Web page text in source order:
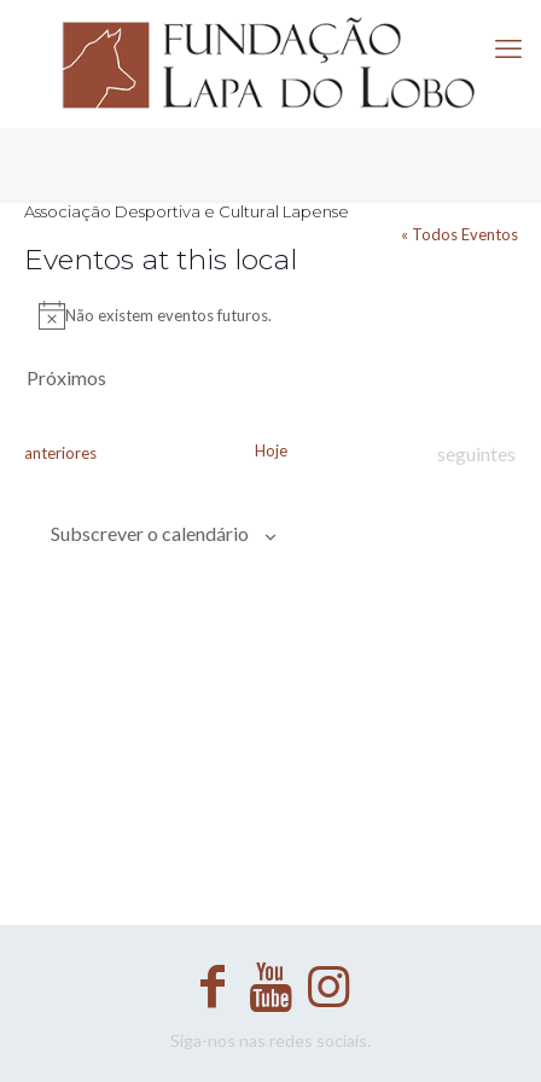
Associação Desportiva e Cultural Lapense
« Todos Eventos
Eventos at this local
AvisoNão existem eventos futuros.
Próximos
data.
Eventos
anteriores Hoje Eventos
seguintes
Subscrever o calendário
Siga-nos nas redes sociais.